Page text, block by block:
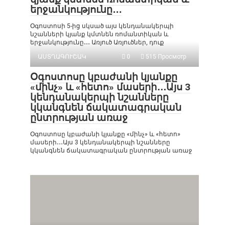
երջանկությունը․․․
Օգոստոսի 5-ից սկսած այս կենդանակերպի
նշանների կյանք կմտնեն ռոմանտիկան և
երջանկությունը․․․ Առյուծ Առյուծներ, դուք
ԱՍՏՂԱԳՈՒՇԱԿ
0 515 Просмотр
Օգոստոսը կբաժանի կյանքը
«մինչ» և «հետո» մասերի․․․Այս 3
կենդանակերպի նշանները
կկանգնեն ճակատագրական
ընտրության առաջ
Օգոստոսը կբաժանի կյանքը «մինչ» և «հետո»
մասերի․․․Այս 3 կենդանակերպի նշանները
կկանգնեն ճակատագրական ընտրության առաջ